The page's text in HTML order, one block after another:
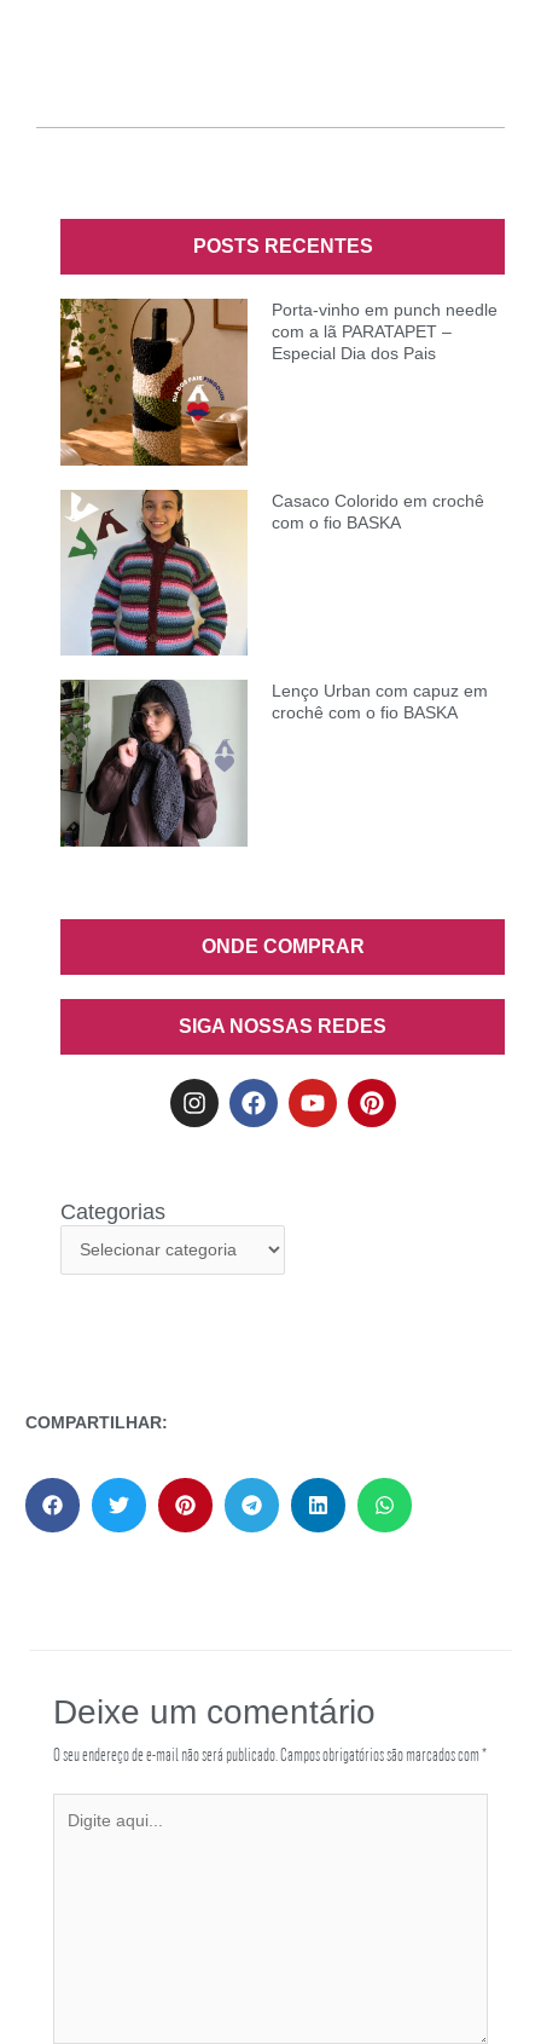
POSTS RECENTES
Porta-vinho em punch needle
com a lã PARATAPET –
Especial Dia dos Pais
Casaco Colorido em crochê
com o fio BASKA
Lenço Urban com capuz em
crochê com o fio BASKA
ONDE COMPRAR
SIGA NOSSAS REDES
Categorias
COMPARTILHAR:
Deixe um comentário
O seu endereço de e-mail não será publicado. Campos obrigatórios são marcados com*